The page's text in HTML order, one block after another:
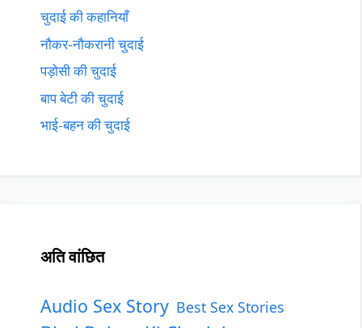
चुदाई की कहानियाँ
नौकर-नौकरानी चुदाई
पड़ोसी की चुदाई
बाप बेटी की चुदाई
भाई-बहन की चुदाई
अति वांछित
Audio Sex Story Best Sex Stories